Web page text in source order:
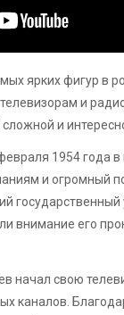
ярких фигур в
и
и
1954 года
и огромный
внимание его
начал свою
каналов.